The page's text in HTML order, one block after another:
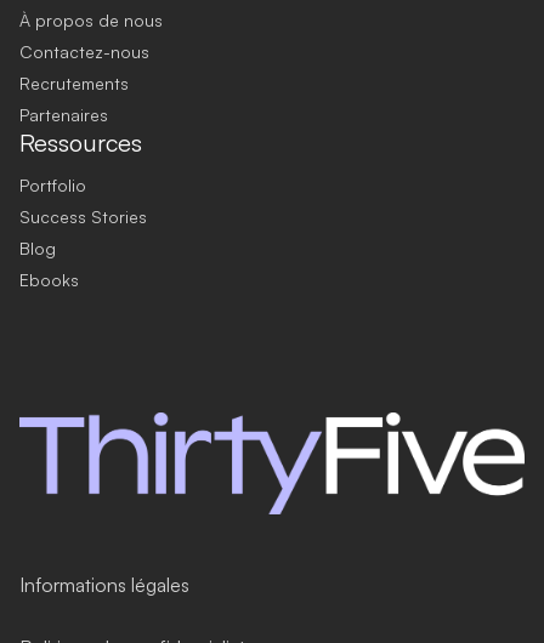
À propos de nous
Contactez-nous
Recrutements
Partenaires
Ressources
Portfolio
Success Stories
Blog
Ebooks
Informations légales